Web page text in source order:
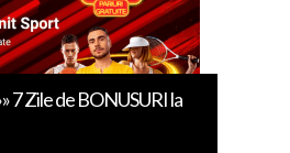
7 Zile de BONUSURI la